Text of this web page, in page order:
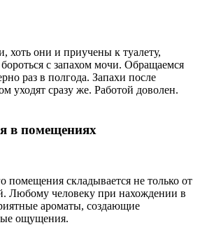
хоть они и приучены к туалету,
с запахом мочи. Обращаемся
раз в полгода. Запахи после
уходят сразу же. Работой доволен.
в помещениях
помещения складывается не только от
Любому человеку при нахождении в
ароматы, создающие
ощущения.